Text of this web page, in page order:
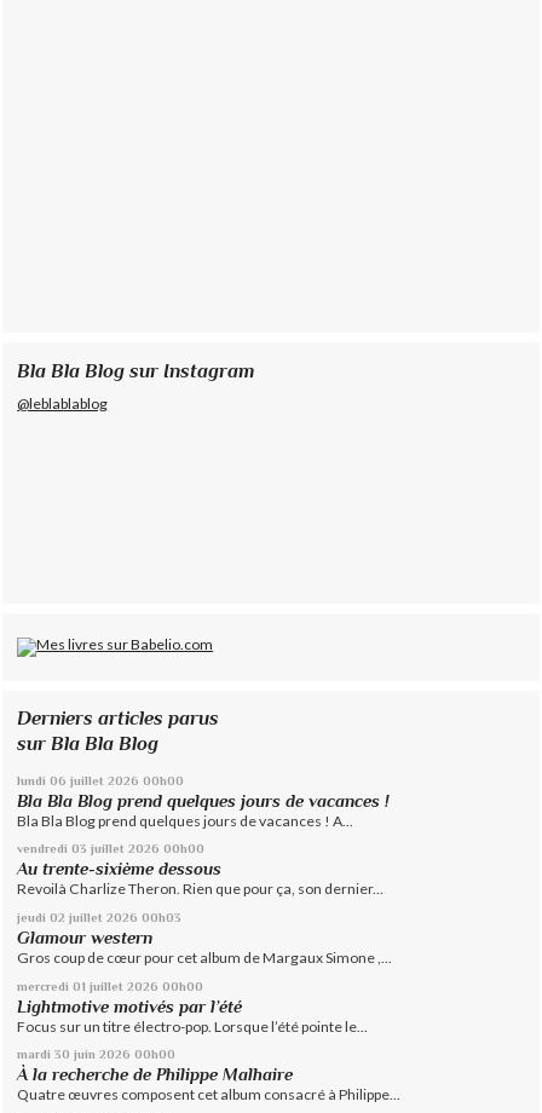
Bla Bla Blog sur Instagram
@leblablablog
Derniers articles parus
sur Bla Bla Blog
lundi 06 juillet 2026 00h00
Bla Bla Blog prend quelques jours de vacances !
Bla Bla Blog prend quelques jours de vacances ! A...
vendredi 03 juillet 2026 00h00
Au trente-sixième dessous
Revoilà Charlize Theron. Rien que pour ça, son dernier...
jeudi 02 juillet 2026 00h03
Glamour western
Gros coup de cœur pour cet album de Margaux Simone ,...
mercredi 01 juillet 2026 00h00
Lightmotive motivés par l’été
Focus sur un titre électro-pop. Lorsque l’été pointe le...
mardi 30 juin 2026 00h00
À la recherche de Philippe Malhaire
Quatre œuvres composent cet album consacré à Philippe...